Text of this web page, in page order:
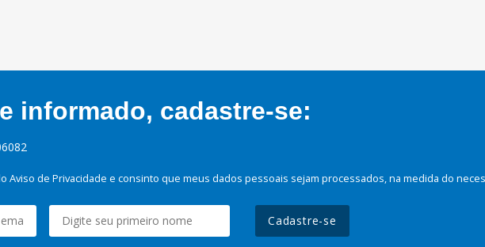
informado, cadastre-se:
Aviso de Privacidade e consinto que meus dados pessoais sejam processados, na medida do
Cadastre-se